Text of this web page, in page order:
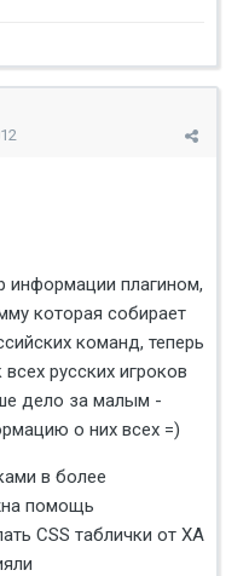
информации плагином,
которая собирает
команд, теперь
русских игроков
дело за малым -
о них всех =)
в более
помощь
CSS таблички от ХА